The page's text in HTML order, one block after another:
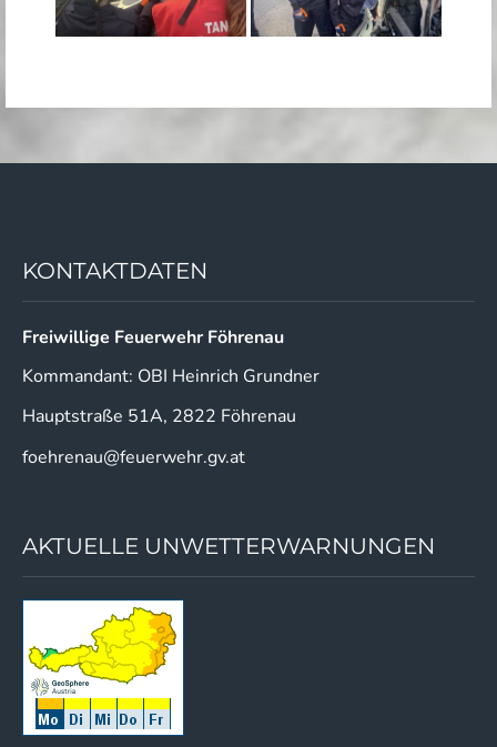
KONTAKTDATEN
Freiwillige Feuerwehr Föhrenau
Kommandant: OBI Heinrich Grundner
Hauptstraße 51A, 2822 Föhrenau
foehrenau@feuerwehr.gv.at
AKTUELLE UNWETTERWARNUNGEN